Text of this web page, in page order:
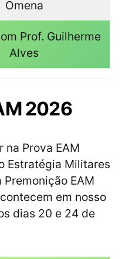
Omena
Prof. Guilherme
Alves
2026
na Prova EAM
Estratégia Militares
EAM
em nosso
dias 20 e 24 de